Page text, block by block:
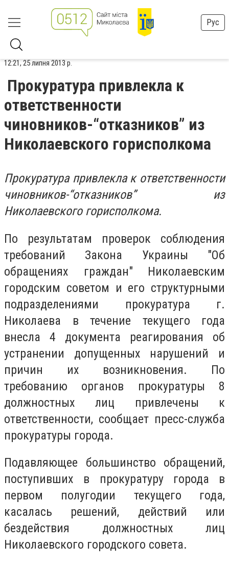
Рус
12:21, 25 липня 2013 р.
Прокуратура привлекла к
ответственности
чиновников-“отказников” из
Николаевского горисполкома
Прокуратура привлекла к ответственности
чиновников-“отказников” из
Николаевского горисполкома.
По результатам проверок соблюдения
требований Закона Украины "Об
обращениях граждан" Николаевским
городским советом и его структурными
подразделениями прокуратура г.
Николаева в течение текущего года
внесла 4 документа реагирования об
устранении допущенных нарушений и
причин их возникновения. По
требованию органов прокуратуры 8
должностных лиц привлечены к
ответственности, сообщает пресс-служба
прокуратуры города.
Подавляющее большинство обращений,
поступивших в прокуратуру города в
первом полугодии текущего года,
касалась решений, действий или
бездействия должностных лиц
Николаевского городского совета.